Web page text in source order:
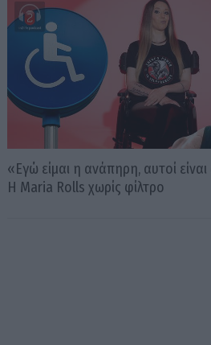
«Εγώ είμαι η ανάπηρη, αυτοί
Η Maria Rolls χωρίς φίλτρο